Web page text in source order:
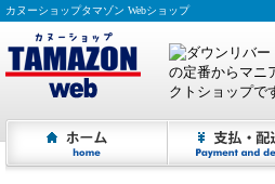
カヌーショップタマゾン Webショップ